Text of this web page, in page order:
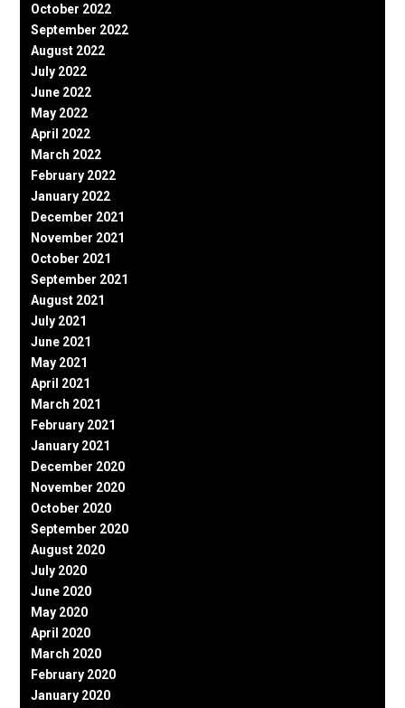
October 2022
September 2022
August 2022
July 2022
June 2022
May 2022
April 2022
March 2022
February 2022
January 2022
December 2021
November 2021
October 2021
September 2021
August 2021
July 2021
June 2021
May 2021
April 2021
March 2021
February 2021
January 2021
December 2020
November 2020
October 2020
September 2020
August 2020
July 2020
June 2020
May 2020
April 2020
March 2020
February 2020
January 2020